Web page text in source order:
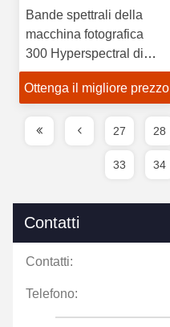
Bande spettrali della
macchina fotografica
300 Hyperspectral di
rappresentazione di
efficienza >50% della
Ottenga il migliore prezzo
27 28
33 34
Contatti
Contatti:
Telefono: